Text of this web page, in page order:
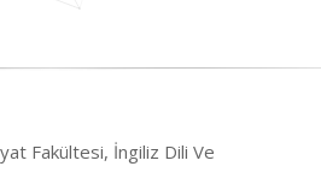
Fakültesi, İngiliz Dili Ve